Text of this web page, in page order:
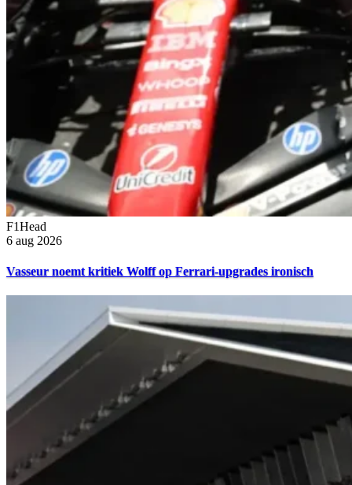
F1Head
6 aug 2026
Vasseur noemt kritiek Wolff op Ferrari-upgrades ironisch